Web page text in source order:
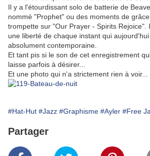
Il y a l'étourdissant solo de batterie de
nommé "Prophet" ou des moments de
trompette sur "Our Prayer - Spirits Rejoice".
une liberté de chaque instant qui
absolument contemporaine.
Et tant pis si le son de cet enregistrement
laisse parfois à désirer...
Et une photo qui n'a strictement rien à voir...
#Hat-Hut #Jazz #Graphisme #Ayler #Free
Partager